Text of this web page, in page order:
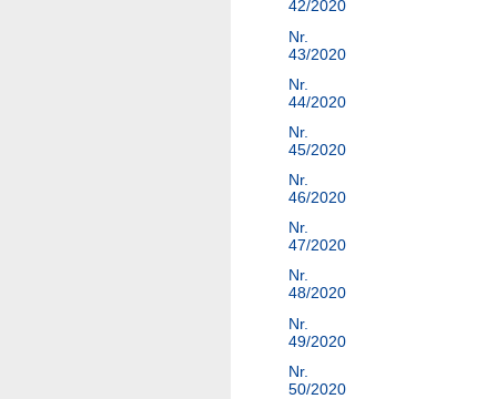
42/2020
Nr.
43/2020
Nr.
44/2020
Nr.
45/2020
Nr.
46/2020
Nr.
47/2020
Nr.
48/2020
Nr.
49/2020
Nr.
50/2020